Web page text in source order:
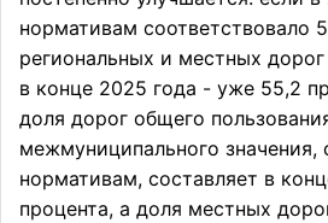
нормативам соответствовало
региональных и местных
в конце 2025 года - уже 55,2
доля дорог общего
межмуниципального значения,
нормативам, составляет в
процента, а доля местных